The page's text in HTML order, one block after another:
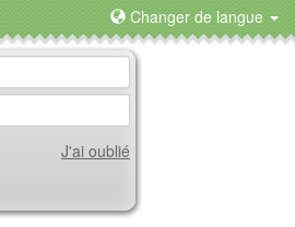
Changer de langue
J'ai oublié